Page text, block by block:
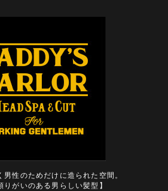
男性のためだけに造られた空間。
りがいのある男らしい髪型】